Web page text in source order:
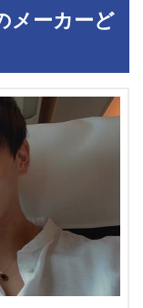
メーカーど